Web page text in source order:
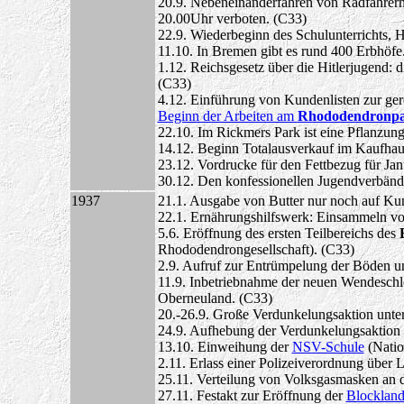
20.00Uhr verboten. (C33)
22.9. Wiederbeginn des Schulunterrichts,
11.10. In Bremen gibt es rund 400
1.12. Reichsgesetz über die Hitlerjugend:
(C33)
4.12. Einführung von Kundenlisten zur
Beginn der Arbeiten am
22.10. Im Rickmers Park ist eine
14.12. Beginn Totalausverkauf im
23.12. Vordrucke für den Fettbezug für
30.12. Den konfessionellen
1937
21.1. Ausgabe von Butter nur noch auf
22.1. Ernährungshilfswerk: Einsammeln
5.6. Eröffnung des ersten Teilbereichs des
Rhododendrongesellschaft). (C33)
2.9. Aufruf zur Entrümpelung der Böden
11.9. Inbetriebnahme der neuen
Oberneuland. (C33)
20.-26.9. Große Verdunkelungsaktion
24.9. Aufhebung der
13.10. Einweihung derNSV-Schule
2.11. Erlass einer Polizeiverordnung über
25.11. Verteilung von Volksgasmasken
27.11. Festakt zur Eröffnung der